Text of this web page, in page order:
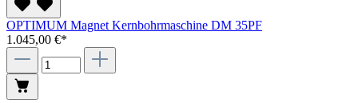
OPTIMUM Magnet Kernbohrmaschine DM 35PF
1.045,00 €*